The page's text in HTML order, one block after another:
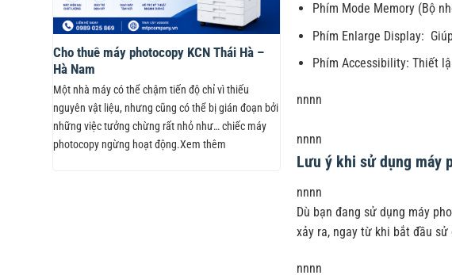
Cho thuê máy photocopy KCN Thái Hà –
Hà Nam
Một nhà máy có thể chậm tiến độ chỉ vì thiếu
nguyên vật liệu, nhưng cũng có thể bị gián đoạn bởi
những việc tưởng chừng rất nhỏ như… chiếc máy
photocopy ngừng hoạt động.Xem thêm
Phím Mode Memory (Bộ
Phím Enlarge Display:
Phím Accessibility: Thiết
nnnn
nnnn
Lưu ý khi sử dụng máy
nnnn
Dù bạn đang sử dụng máy
xảy ra, ngay từ khi bắt đầu
nnnn